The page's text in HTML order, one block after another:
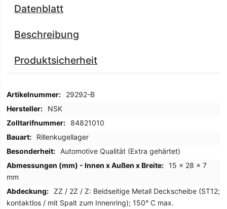
Datenblatt
Beschreibung
Produktsicherheit
Mehr
Informationen
29292-B
NSK
84821010
Rillenkugellager
Automotive Qualität (Extra gehärtet)
15 x 28 x 7
mm
ZZ / 2Z / Z: Beidseitige Metall Deckscheibe (ST12;
kontaktlos / mit Spalt zum Innenring); 150° C max.